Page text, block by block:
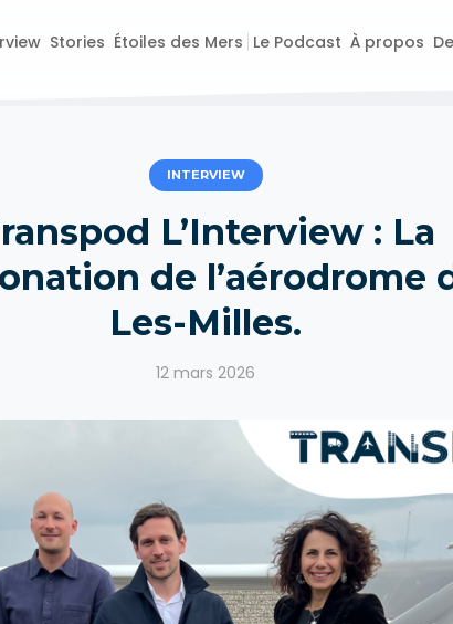
Stories Étoiles des Mers Le Podcast À propos
INTERVIEW
L’Interview : La
de l’aérodrome
Les-Milles.
12 mars 2026